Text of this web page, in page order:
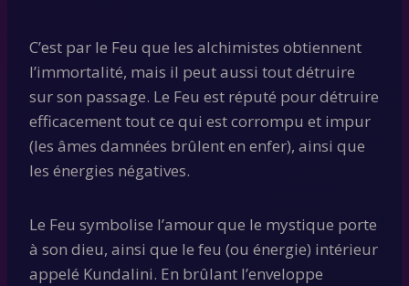
C’est par le Feu que les alchimistes obtiennent
l’immortalité, mais il peut aussi tout détruire
sur son passage. Le Feu est réputé pour détruire
efficacement tout ce qui est corrompu et impur
(les âmes damnées brûlent en enfer), ainsi que
les énergies négatives.
Le Feu symbolise l’amour que le mystique porte
à son dieu, ainsi que le feu (ou énergie) intérieur
appelé Kundalini. En brûlant l’enveloppe